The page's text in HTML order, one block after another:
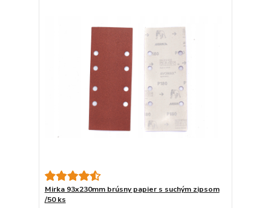
Mirka 93x230mm brúsny papier s suchým zipsom
/50 ks